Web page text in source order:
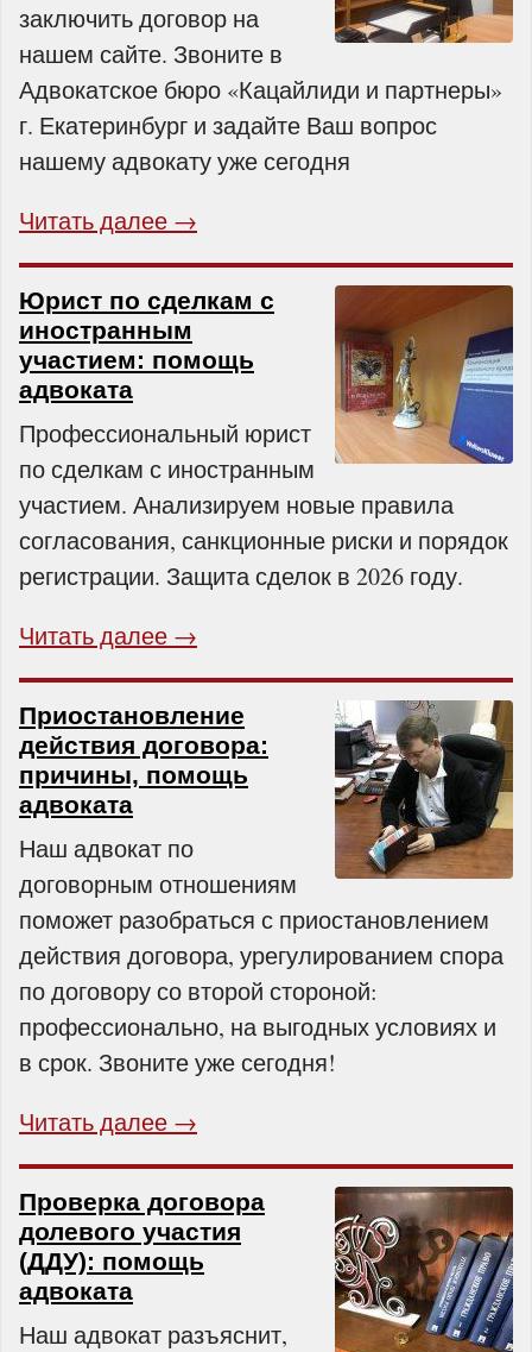
заключить договор на
нашем сайте. Звоните в
Адвокатское бюро «Кацайлиди и партнеры»
г. Екатеринбург и задайте Ваш вопрос
нашему адвокату уже сегодня
Читать далее →
Юрист по сделкам с
иностранным
участием: помощь
адвоката
Профессиональный юрист
по сделкам с иностранным
участием. Анализируем новые правила
согласования, санкционные риски и порядок
регистрации. Защита сделок в 2026 году.
Читать далее →
Приостановление
действия договора:
причины, помощь
адвоката
Наш адвокат по
договорным отношениям
поможет разобраться с приостановлением
действия договора, урегулированием спора
по договору со второй стороной:
профессионально, на выгодных условиях и
в срок. Звоните уже сегодня!
Читать далее →
Проверка договора
долевого участия
(ДДУ): помощь
адвоката
Наш адвокат разъяснит,